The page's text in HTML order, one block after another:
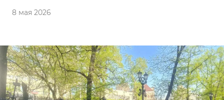
8 мая 2026